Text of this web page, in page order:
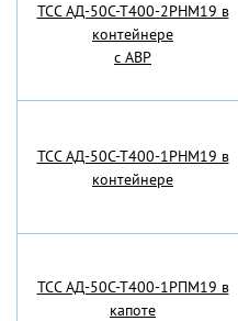
TCC АД-50С-Т400-2РНМ19 в
контейнере
с АВР
TCC АД-50С-Т400-1РНМ19 в
контейнере
TCC АД-50С-Т400-1РПМ19 в
капоте